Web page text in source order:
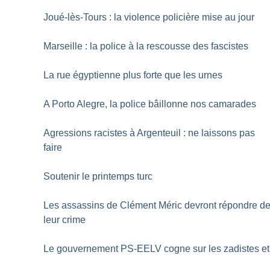
Joué-lès-Tours : la violence policière mise au jour
Marseille : la police à la rescousse des fascistes
La rue égyptienne plus forte que les urnes
A Porto Alegre, la police bâillonne nos camarades
Agressions racistes à Argenteuil : ne laissons pas
faire
Soutenir le printemps turc
Les assassins de Clément Méric devront répondre
leur crime
Le gouvernement PS-EELV cogne sur les zadistes et